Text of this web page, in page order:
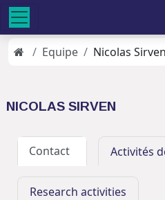
Equipe Nicolas Sirven
NICOLAS SIRVEN
Contact Activités
Research activities